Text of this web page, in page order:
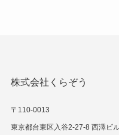
株式会社くらぞう
〒110-0013
東京都台東区入谷2-27-8 西澤ビ